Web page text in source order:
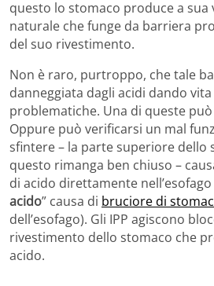
questo lo stomaco produce a sua
naturale che funge da barriera
del suo rivestimento.
Non è raro, purtroppo, che tale
danneggiata dagli acidi dando
problematiche. Una di queste può
Oppure può verificarsi un mal
sfintere – la parte superiore dello
questo rimanga ben chiuso –
di acido direttamente nell’esofago
acido” causa di bruciore di
dell’esofago). Gli IPP agiscono
rivestimento dello stomaco che
acido.